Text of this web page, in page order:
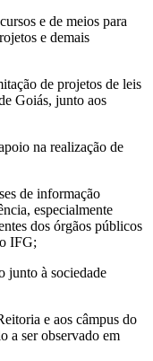
e de meios para
e demais
de projetos de leis
Goiás, junto aos
na realização de
de informação
especialmente
dos órgãos públicos
IFG;
junto à sociedade
e aos câmpus do
a ser observado em